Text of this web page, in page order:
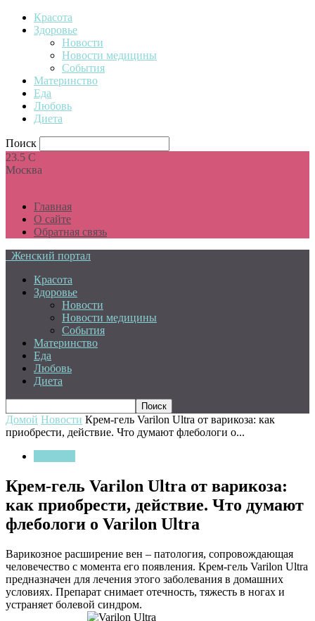
Красота
Здоровье
Новости
Новости медицины
События
Материнство
Еда
Любовь
Диета
Поиск
23.5 C
Москва
Главная
О сайте
Обратная связь
Женский портал
Красота
Здоровье
Новости
Новости медицины
События
Материнство
Еда
Любовь
Диета
Домой Новости Крем-гель Varilon Ultra от варикоза: как
приобрести, действие. Что думают флебологи о...
Крем-гель Varilon Ultra от варикоза:
как приобрести, действие. Что думают
флебологи о Varilon Ultra
Варикозное расширение вен – патология, сопровождающая
человечество с момента его появления. Крем-гель Varilon Ultra
предназначен для лечения этого заболевания в домашних
условиях. Препарат снимает отечность, тяжесть в ногах и
устраняет болевой синдром.